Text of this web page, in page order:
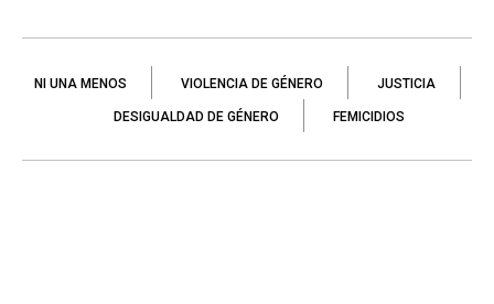
NI UNA MENOS VIOLENCIA DE GÉNERO JUSTICIA
DESIGUALDAD DE GÉNERO FEMICIDIOS